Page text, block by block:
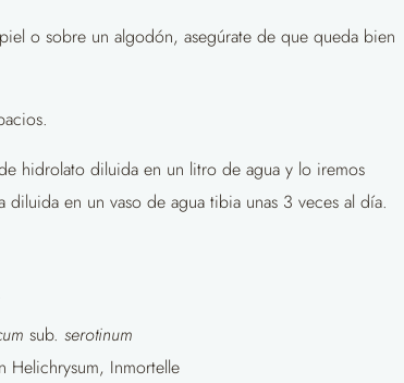
o sobre un algodón, asegúrate de que queda bien
hidrolato diluida en un litro de agua y lo iremos
en un vaso de agua tibia unas 3 veces al día.
sub.serotinum
Helichrysum, Inmortelle